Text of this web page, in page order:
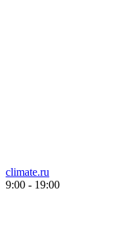
climate.ru
9:00 - 19:00